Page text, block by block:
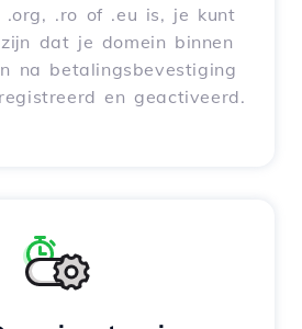
.org, .ro of .eu is, je kunt
dat je domein binnen
na betalingsbevestiging
en geactiveerd.